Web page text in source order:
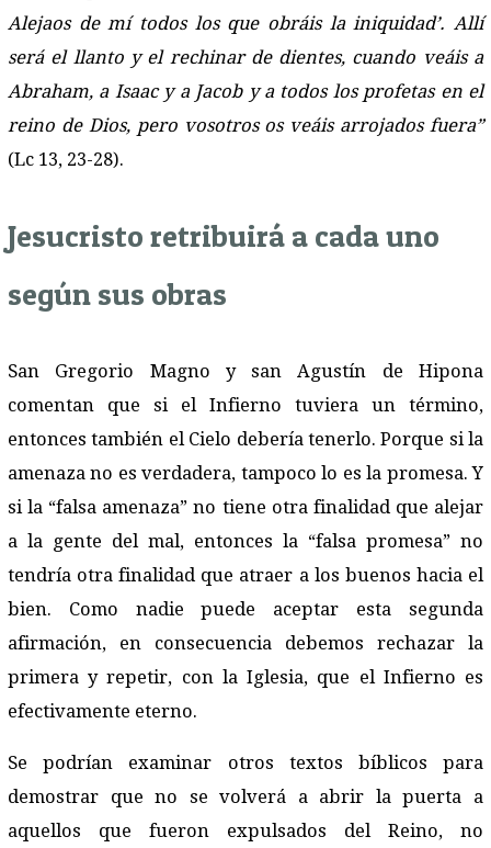
Alejaos de mí todos los que obráis la iniquidad’. Allí
será el llanto y el rechinar de dientes, cuando veáis a
Abraham, a Isaac y a Jacob y a todos los profetas en el
reino de Dios, pero vosotros os veáis arrojados fuera”
(Lc 13, 23-28).
Jesucristo retribuirá a cada uno
según sus obras
San Gregorio Magno y san Agustín de Hipona
comentan que si el Infierno tuviera un término,
entonces también el Cielo debería tenerlo. Porque si la
amenaza no es verdadera, tampoco lo es la promesa. Y
si la “falsa amenaza” no tiene otra finalidad que alejar
a la gente del mal, entonces la “falsa promesa” no
tendría otra finalidad que atraer a los buenos hacia el
bien. Como nadie puede aceptar esta segunda
afirmación, en consecuencia debemos rechazar la
primera y repetir, con la Iglesia, que el Infierno es
efectivamente eterno.
Se podrían examinar otros textos bíblicos para
demostrar que no se volverá a abrir la puerta a
aquellos que fueron expulsados del Reino, no